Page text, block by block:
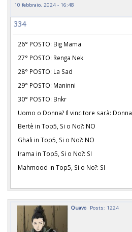
10 febbraio, 2024 - 16:48
334
26° POSTO: Big Mama
27° POSTO: Renga Nek
28° POSTO: La Sad
29° POSTO: Maninni
30° POSTO: Bnkr
Uomo o Donna? Il vincitore sarà: Donna
Bertè in Top5, Si o No?: NO
Ghali in Top5, Si o No?: NO
Irama in Top5, Si o No?: SI
Mahmood in Top5, Si o No?: SI
Quavo Posts: 1224